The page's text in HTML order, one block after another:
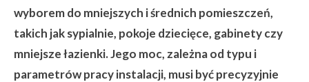
wyborem do mniejszych i średnich pomieszczeń,
takich jak sypialnie, pokoje dziecięce, gabinety czy
mniejsze łazienki. Jego moc, zależna od typu i
parametrów pracy instalacji, musi być precyzyjnie